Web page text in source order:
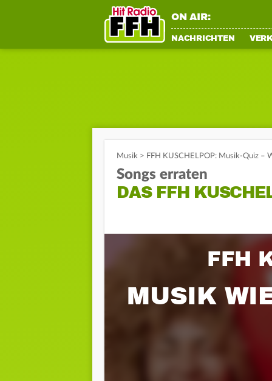
ON AIR:
NACHRICHTEN
Musik > FFH KUSCHELPOP: Musik-Quiz –
Songs erraten
DAS FFH
FFH
MUSIK